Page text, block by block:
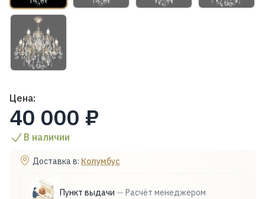
Цена:
40 000 ₽
В наличии
Доставка в: Колумбус
Пункт выдачи — Расчёт менеджером